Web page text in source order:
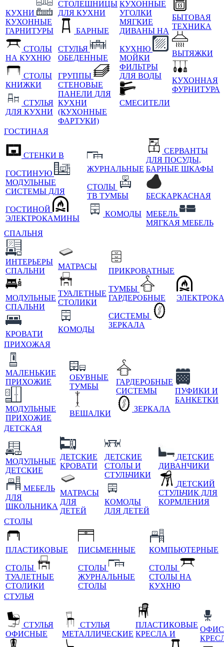
КУХНИ
КУХОННЫЕ
ГАРНИТУРЫ
СТОЛЫ
НА КУХНЮ
СТОЛЫ
КНИЖКИ
СТУЛЬЯ
ДЛЯ КУХНИ
СТОЛЕШНИЦЫ
ДЛЯ КУХНИ
БАРНЫЕ
СТУЛЬЯ
ОБЕДЕННЫЕ
ГРУППЫ
СТЕНОВЫЕ
ПАНЕЛИ ДЛЯ
КУХНИ
(КУХОННЫЕ
ФАРТУКИ)
КУХОННЫЕ
УГОЛКИ
МЯГКИЕ
ДИВАНЫ НА
КУХНЮ
МОЙКИ
ФИЛЬТРЫ
ДЛЯ ВОДЫ
СМЕСИТЕЛИ
БЫТОВАЯ
ТЕХНИКА
ВЫТЯЖКИ
КУХОННАЯ
ФУРНИТУРА
ГОСТИНАЯ
СТЕНКИ В
ГОСТИНУЮ
МОДУЛЬНЫЕ
СИСТЕМЫ ДЛЯ
ГОСТИНОЙ
ЭЛЕКТРОКАМИНЫ
ЖУРНАЛЬНЫЕ
СТОЛЫ
ТВ ТУМБЫ
КОМОДЫ
СЕРВАНТЫ
ДЛЯ ПОСУДЫ,
БАРНЫЕ ШКАФЫ
БЕСКАРКАСНАЯ
МЕБЕЛЬ
МЯГКАЯ МЕБЕЛЬ
СПАЛЬНЯ
ИНТЕРЬЕРЫ
СПАЛЬНИ
МОДУЛЬНЫЕ
СПАЛЬНИ
КРОВАТИ
МАТРАСЫ
ТУАЛЕТНЫЕ
СТОЛИКИ
КОМОДЫ
ПРИКРОВАТНЫЕ
ТУМБЫ
ГАРДЕРОБНЫЕ
СИСТЕМЫ
ЗЕРКАЛА
ПРИХОЖАЯ
МАЛЕНЬКИЕ
ПРИХОЖИЕ
МОДУЛЬНЫЕ
ПРИХОЖИЕ
ОБУВНЫЕ
ТУМБЫ
ВЕШАЛКИ
ГАРДЕРОБНЫЕ
СИСТЕМЫ
ЗЕРКАЛА
ПУФИКИ И
БАНКЕТКИ
ДЕТСКАЯ
МОДУЛЬНЫЕ
ДЕТСКИЕ
МЕБЕЛЬ
ДЛЯ
ШКОЛЬНИКА
ДЕТСКИЕ
КРОВАТИ
МАТРАСЫ
ДЛЯ
ДЕТЕЙ
ДЕТСКИЕ
СТОЛЫ И
СТУЛЬЧИКИ
КОМОДЫ
ДЛЯ ДЕТЕЙ
ДЕТСКИЕ
ДИВАНЧИКИ
ДЕТСКИЙ
СТУЛЬЧИК ДЛЯ
КОРМЛЕНИЯ
СТОЛЫ
ПЛАСТИКОВЫЕ
СТОЛЫ
ТУАЛЕТНЫЕ
СТОЛИКИ
ПИСЬМЕННЫЕ
СТОЛЫ
ЖУРНАЛЬНЫЕ
СТОЛЫ
КОМПЬЮТЕРНЫЕ
СТОЛЫ
СТОЛЫ НА
КУХНЮ
СТУЛЬЯ
СТУЛЬЯ
ОФИСНЫЕ
СТУЛЬЯ
МЕТАЛЛИЧЕСКИЕ
ПЛАСТИКОВЫЕ
КРЕСЛА И